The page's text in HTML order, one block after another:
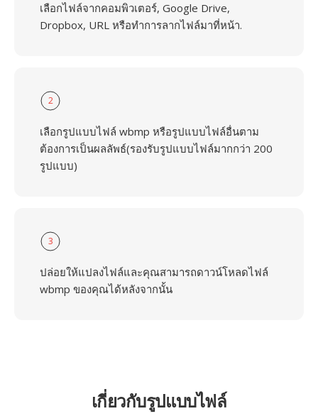
เลือกไฟล์จากคอมพิวเตอร์, Google Drive,
Dropbox, URL หรือทำการลากไฟล์มาที่หน้า.
2
เลือกรูปแบบไฟล์ wbmp หรือรูปแบบไฟล์อื่นตาม
ต้องการเป็นผลลัพธ์(รองรับรูปแบบไฟล์มากกว่า 200
รูปแบบ)
3
ปล่อยให้แปลงไฟล์และคุณสามารถดาวน์โหลดไฟล์
wbmp ของคุณได้หลังจากนั้น
เกี่ยวกับรูปแบบไฟล์